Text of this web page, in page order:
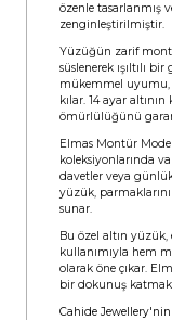
özenle tasarlanmış
zenginleştirilmiştir.
Yüzüğün zarif
süslenerek ışıltılı
mükemmel
kılar. 14 ayar
ömürlülüğünü
Elmas Montür
koleksiyonlarında
davetler veya
yüzük,
sunar.
Bu özel altın yüzük,
kullanımıyla hem
olarak öne çıkar.
bir dokunuş
Cahide Jewellery'nin